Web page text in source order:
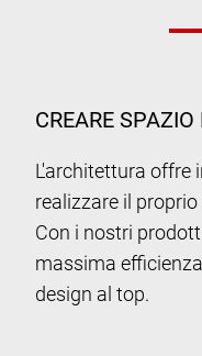
CREARE
L'architettura offre
realizzare il
Con i nostri
massima
design al top.